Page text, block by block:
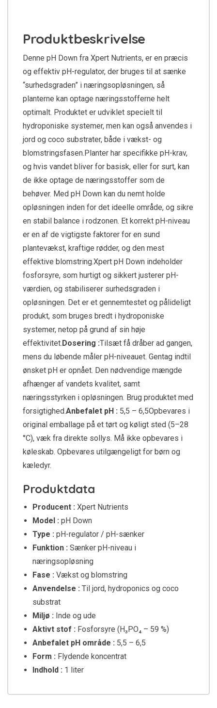
Produktbeskrivelse
Denne pH Down fra Xpert Nutrients, er en præcis
og effektiv pH-regulator, der bruges til at sænke
“surhedsgraden” i næringsopløsningen, så
planterne kan optage næringsstofferne helt
optimalt. Produktet er udviklet specielt til
hydroponiske systemer, men kan også anvendes i
jord og coco substrater, både i vækst- og
blomstringsfasen.Planter har specifikke pH-krav,
og hvis vandet bliver for basisk, eller for surt, kan
de ikke optage de næringsstoffer som de
behøver. Med pH Down kan du nemt holde
opløsningen inden for det ideelle område, og sikre
en stabil balance i rodzonen. Et korrekt pH-niveau
er en af de vigtigste faktorer for en sund
plantevækst, kraftige rødder, og den mest
effektive blomstring.Xpert pH Down indeholder
fosforsyre, som hurtigt og sikkert justerer pH-
værdien, og stabiliserer surhedsgraden i
opløsningen. Det er et gennemtestet og pålideligt
produkt, som bruges bredt i hydroponiske
systemer, netop på grund af sin høje
effektivitet. Dosering :Tilsæt få dråber ad gangen,
mens du løbende måler pH-niveauet. Gentag indtil
ønsket pH er opnået. Den nødvendige mængde
afhænger af vandets kvalitet, samt
næringsstyrken i opløsningen. Brug produktet med
forsigtighed.Anbefalet pH : 5,5 – 6,5Opbevares i
original emballage på et tørt og køligt sted (5–28
°C), væk fra direkte sollys. Må ikke opbevares i
køleskab. Opbevares utilgængeligt for børn og
kæledyr.
Produktdata
Producent : Xpert Nutrients
Model : pH Down
Type : pH-regulator / pH-sænker
Funktion : Sænker pH-niveau i
næringsopløsning
Fase : Vækst og blomstring
Anvendelse : Til jord, hydroponics og coco
substrat
Miljø : Inde og ude
Aktivt stof : Fosforsyre (H₃PO₄ – 59 %)
Anbefalet pH område : 5,5 – 6,5
Form : Flydende koncentrat
Indhold : 1 liter